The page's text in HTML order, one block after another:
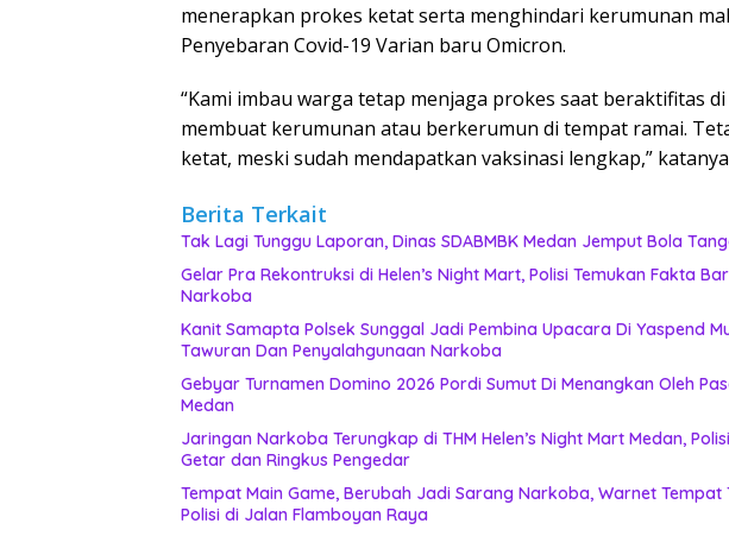
menerapkan prokes ketat serta menghindari kerumunan
Penyebaran Covid-19 Varian baru Omicron.
“Kami imbau warga tetap menjaga prokes saat beraktifitas
membuat kerumunan atau berkerumun di tempat ramai.
ketat, meski sudah mendapatkan vaksinasi lengkap,”
Berita Terkait
Tak Lagi Tunggu Laporan, Dinas SDABMBK
Gelar Pra Rekontruksi di Helen’s Night Mart, Polisi Temukan Fakta
Narkoba
Kanit Samapta Polsek Sunggal Jadi Pembina Upacara Di Yaspend
Tawuran Dan Penyalahgunaan Narkoba
Gebyar Turnamen Domino 2026 Pordi Sumut Di Menangkan Oleh
Medan
Jaringan Narkoba Terungkap di THM Helen’s Night Mart Medan,
Getar dan Ringkus Pengedar
Tempat Main Game, Berubah Jadi Sarang Narkoba, Warnet
Polisi di Jalan Flamboyan Raya